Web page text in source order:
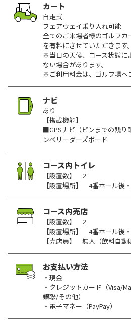
カート
自走式
フェアウェイ乗り入れ可能
全てのご来場者様のゴルフ
を有料にさせていただきます。
※当日の天候、コース状態に
ない場合があります。
※ご利用料金は、ゴルフ場へ
ナビ
あり
【搭載機能】
■GPSナビ（ピンまでの残
ンペリーダーズボード
コース内トイレ
【設置数】 2
【設置場所】 4番ホール後
コース内売店
【設置数】 2
【設置場所】 4番ホール後
【売店員】 無人（飲料自動
お支払い方法
・現金
・クレジットカード（Visa/
銀聯/その他）
・電子マネー（PayPay）